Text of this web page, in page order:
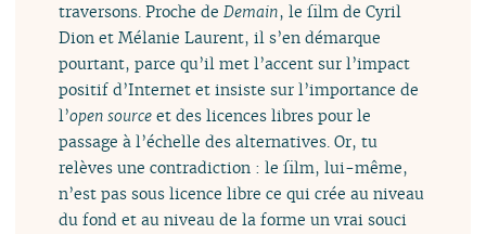
traversons. Proche deDemain, le film de Cyril
Dion et Mélanie Laurent, il s’en démarque
pourtant, parce qu’il met l’accent sur l’impact
positif d’Internet et insiste sur l’importance de
l’open source et des licences libres pour le
passage à l’échelle des alternatives. Or, tu
relèves une contradiction : le film, lui-même,
n’est pas sous licence libre ce qui crée au niveau
du fond et au niveau de la forme un vrai souci